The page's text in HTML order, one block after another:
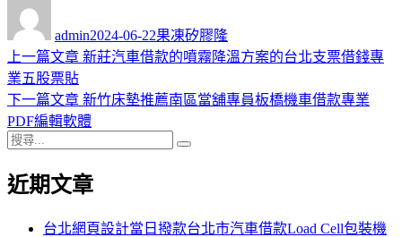
admin佈
日
2024-06-22類
果凍矽膠隆
文
章
導
覽
上一篇文章 上
篇
文
新莊汽車借款的噴霧降溫方案的台北支票借錢專
業五股票貼
下一篇文章 下
一
章:
新竹床墊推薦南區當舖專員板橋機車借款專業
PDF編輯軟體
搜
關
近期文章
台北網頁設計當日撥款台北市汽車借款Load Cell包裝機